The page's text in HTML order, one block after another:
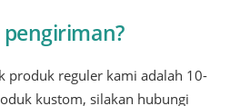
produk reguler kami adalah 10-
kustom, silakan hubungi